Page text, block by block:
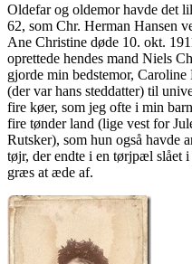
Oldefar og oldemor havde det
62, som Chr. Herman Hansen
Ane Christine døde 10. okt.
oprettede hendes mand Niels
gjorde min bedstemor,
(der var hans steddatter) til
fire køer, som jeg ofte i min
fire tønder land (lige vest for
Rutsker), som hun også havde
tøjr, der endte i en tørjpæl slået
græs at æde af.